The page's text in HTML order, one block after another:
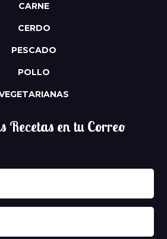
CARNE
CERDO
PESCADO
POLLO
Recetas en tu Correo